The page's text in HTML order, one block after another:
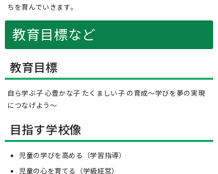
ちを育んでいきます。
教育目標など
教育目標
自ら学ぶ子 心豊かな子 たくましい子 の育成～学びを夢の実現
につなげよう～
目指す学校像
児童の学びを高める（学習指導）
児童の心を育てる（学級経営）